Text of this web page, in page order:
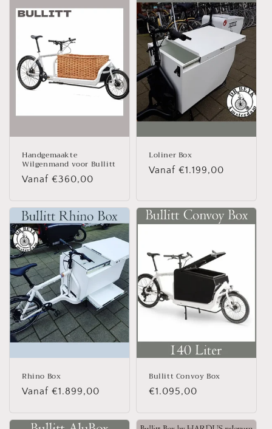
Handgemaakte
Wilgenmand voor Bullitt
Normale
Vanaf €360,00
Loliner Box
Normale
Vanaf €1.199,00
Rhino Box
Normale
Vanaf €1.899,00
Bullitt Convoy Box
Normale
€1.095,00